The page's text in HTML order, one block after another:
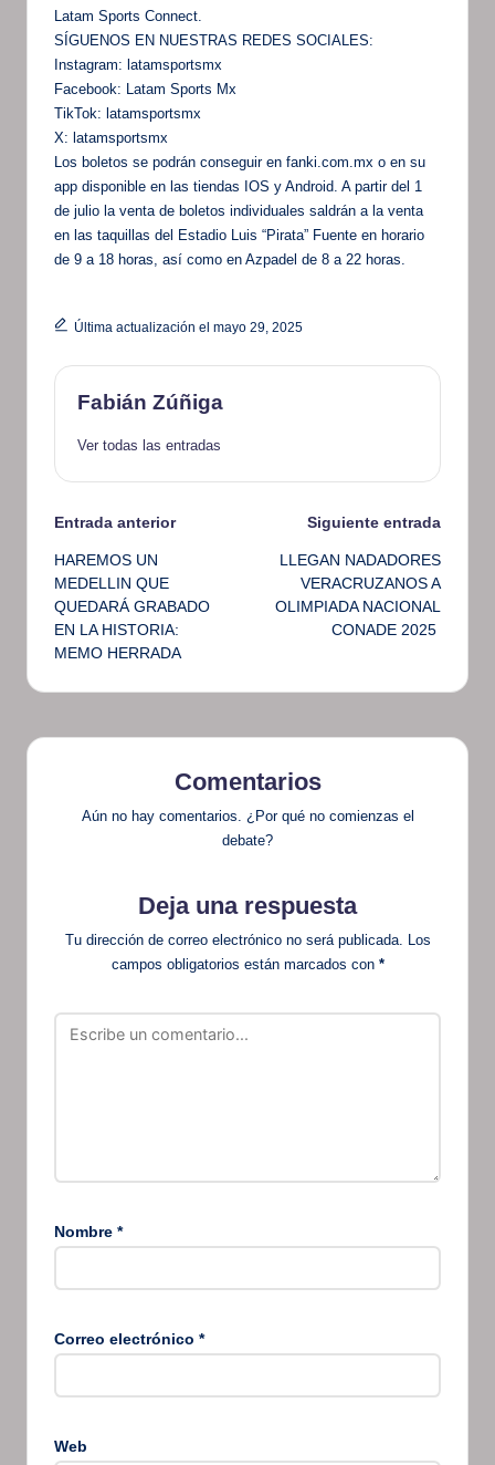
Latam Sports Connect.
SÍGUENOS EN NUESTRAS REDES SOCIALES:
Instagram: latamsportsmx
Facebook: Latam Sports Mx
TikTok: latamsportsmx
X: latamsportsmx
Los boletos se podrán conseguir en fanki.com.mx o en su
app disponible en las tiendas IOS y Android. A partir del 1
de julio la venta de boletos individuales saldrán a la venta
en las taquillas del Estadio Luis “Pirata” Fuente en horario
de 9 a 18 horas, así como en Azpadel de 8 a 22 horas.
Última actualización el mayo 29, 2025
Fabián Zúñiga
Ver todas las entradas
Navegación
de
entradas
Entrada anterior
HAREMOS UN
MEDELLIN QUE
QUEDARÁ GRABADO
EN LA HISTORIA:
MEMO HERRADA
Siguiente entrada
LLEGAN NADADORES
VERACRUZANOS A
OLIMPIADA NACIONAL
CONADE 2025
Comentarios
Aún no hay comentarios. ¿Por qué no comienzas el
debate?
Deja una respuesta
Tu dirección de correo electrónico no será publicada.
Los
campos obligatorios están marcados con *
Nombre *
Correo electrónico *
Web